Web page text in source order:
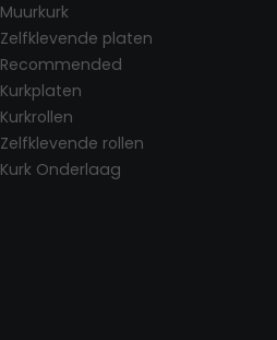
Muurkurk
Zelfklevende platen
Recommended
Kurkplaten
Kurkrollen
Zelfklevende rollen
Kurk Onderlaag